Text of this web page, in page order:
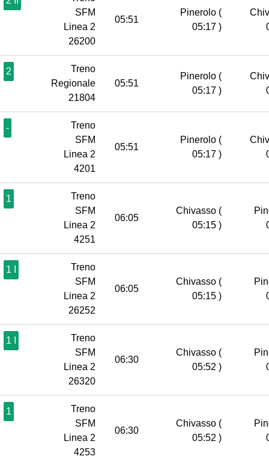
SFM
Linea 2
26200
05:51
Pinerolo (
05:17 )
2
Treno
Regionale
21804
05:51
Pinerolo (
05:17 )
-
Treno
SFM
Linea 2
4201
05:51
Pinerolo (
05:17 )
1
Treno
SFM
Linea 2
4251
06:05
Chivasso (
05:15 )
1 I
Treno
SFM
Linea 2
26252
06:05
Chivasso (
05:15 )
1 I
Treno
SFM
Linea 2
26320
06:30
Chivasso (
05:52 )
1
Treno
SFM
Linea 2
4253
06:30
Chivasso (
05:52 )